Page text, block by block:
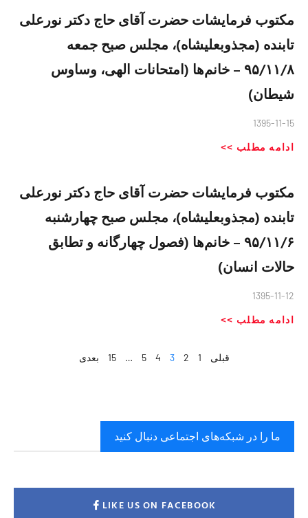
مکتوب فرمایشات حضرت آقای حاج دکتر نورعلی
تابنده (مجذوبعلیشاه)، مجلس صبح جمعه
۹۵/۱۱/۸ – خانم‌ها (امتحانات الهی، وساوس
شیطان)
1395-11-15
ادامه مطلب >>
مکتوب فرمایشات حضرت آقای حاج دکتر نورعلی
تابنده (مجذوبعلیشاه)، مجلس صبح چهارشنبه
۹۵/۱۱/۶ – خانم‌ها (فصول چهارگانه و تطابق
حالات انسان)
1395-11-12
ادامه مطلب >>
قبلی 1
2
3
4
5
…
15 بعدی
ما را در شبکه‌های اجتماعی دنبال کنید
LIKE US ON FACEBOOK